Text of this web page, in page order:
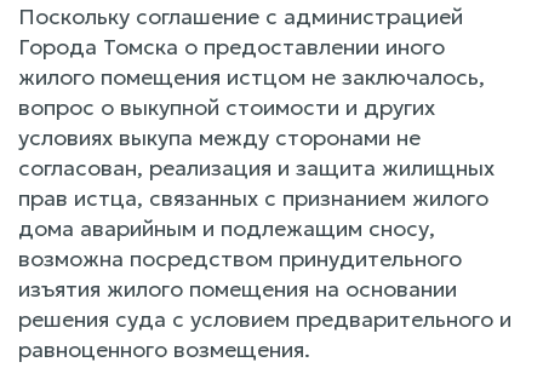
Поскольку соглашение с администрацией
Города Томска о предоставлении иного
жилого помещения истцом не заключалось,
вопрос о выкупной стоимости и других
условиях выкупа между сторонами не
согласован, реализация и защита жилищных
прав истца, связанных с признанием жилого
дома аварийным и подлежащим сносу,
возможна посредством принудительного
изъятия жилого помещения на основании
решения суда с условием предварительного и
равноценного возмещения.